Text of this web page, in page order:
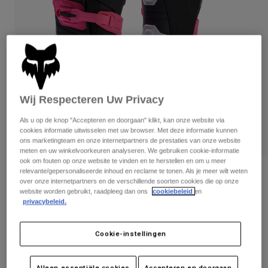
Broeken
Korte broeken
Beschermingen
Brillen
Sokken
Onderdelen
Broeken
Handschoenen
Jassen
Protections
Brillen
Sokken
Tassen & Accessoires
Overhemden
Women
Hoodies en truien
Jassen
Leggings & Broeken
Shirts
Alles bekijken
Youth
Beschermers
Socks
Alles bekijken
Moto
Helmen
Shirts
Pants
Boots
Brillen
Dameslaarzen Comp
Artikelnummer
€ 279,99
Boot sizing follows US standard.
Wij Respecteren Uw Privacy
Als u op de knop "Accepteren en doorgaan" klikt, kan onze website via
cookies informatie uitwisselen met uw browser. Met deze informatie kunnen
ons marketingteam en onze internetpartners de prestaties van onze website
meten en uw winkelvoorkeuren analyseren. We gebruiken cookie-informatie
ook om fouten op onze website te vinden en te herstellen en om u meer
relevante/gepersonaliseerde inhoud en reclame te tonen. Als je meer wilt weten
over onze internetpartners en de verschillende soorten cookies die op onze
website worden gebruikt, raadpleeg dan ons
cookiebeleid en
privacybeleid.
Cookie-instellingen